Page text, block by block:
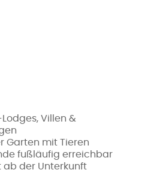
Villen &
Garten mit Tieren
fußläufig erreichbar
ab der Unterkunft